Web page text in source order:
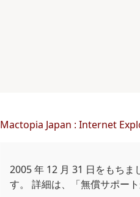
Mactopia Japan : Internet
2005 年 12 月 31 日をもち
す。 詳細は、「無償サポー